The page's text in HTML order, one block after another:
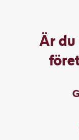
Är du